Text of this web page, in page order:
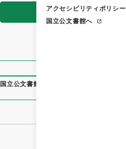
アクセシビリティポリシー
国立公文書館へ
閲覧
国立公文書館デジタルアーカイブ